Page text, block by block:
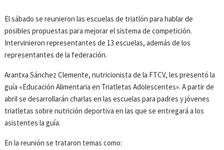
El sábado se reunieron las escuelas de triatlón para hablar de
posibles propuestas para mejorar el sistema de competición.
Intervinieron representantes de 13 escuelas, además de los
representantes de la federación.
Arantxa Sánchez Clemente, nutricionista de la FTCV, les presentó la
guía «Educación Alimentaria en Triatletas Adolescentes». A partir de
abril se desarrollarán charlas en las escuelas para padres y jóvenes
triatletas sobre nutrición deportiva en las que se entregará a los
asistentes la guía.
En la reunión se trataron temas como: